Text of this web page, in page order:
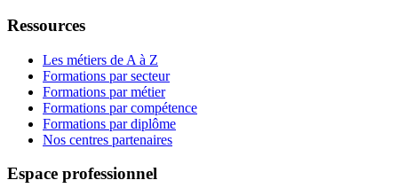
Ressources
Les métiers de A à Z
Formations par secteur
Formations par métier
Formations par compétence
Formations par diplôme
Nos centres partenaires
Espace professionnel